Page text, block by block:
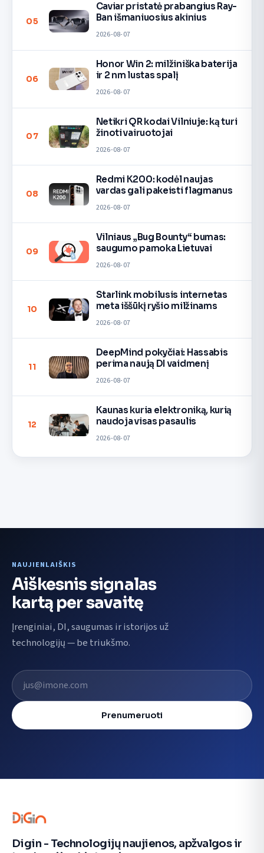
05
Caviar pristatė prabangius Ray-
Ban išmaniuosius akinius
2026-08-07
06
Honor Win 2: milžiniška baterija
ir 2 nm lustas spalį
2026-08-07
07
Netikri QR kodai Vilniuje: ką turi
žinoti vairuotojai
2026-08-07
08
Redmi K200: kodėl naujas
vardas gali pakeisti flagmanus
2026-08-07
09
Vilniaus „Bug Bounty“ bumas:
saugumo pamoka Lietuvai
2026-08-07
10
Starlink mobilusis internetas
meta iššūkį ryšio milžinams
2026-08-07
11
DeepMind pokyčiai: Hassabis
perima naują DI vaidmenį
2026-08-07
12
Kaunas kuria elektroniką, kurią
naudoja visas pasaulis
2026-08-07
NAUJIENLAIŠKIS
Aiškesnis signalas
kartą per savaitę
Įrenginiai, DI, saugumas ir istorijos už
technologijų — be triukšmo.
El. pašto adresas
Prenumeruoti
Digin - Technologijų naujienos, apžvalgos ir